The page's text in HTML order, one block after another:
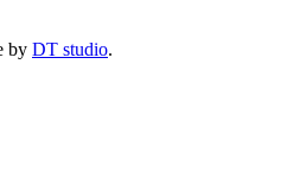
by DT studio.